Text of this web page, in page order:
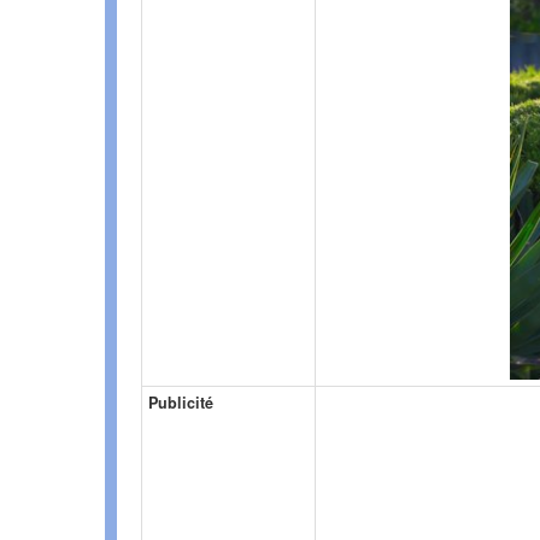
Publicité